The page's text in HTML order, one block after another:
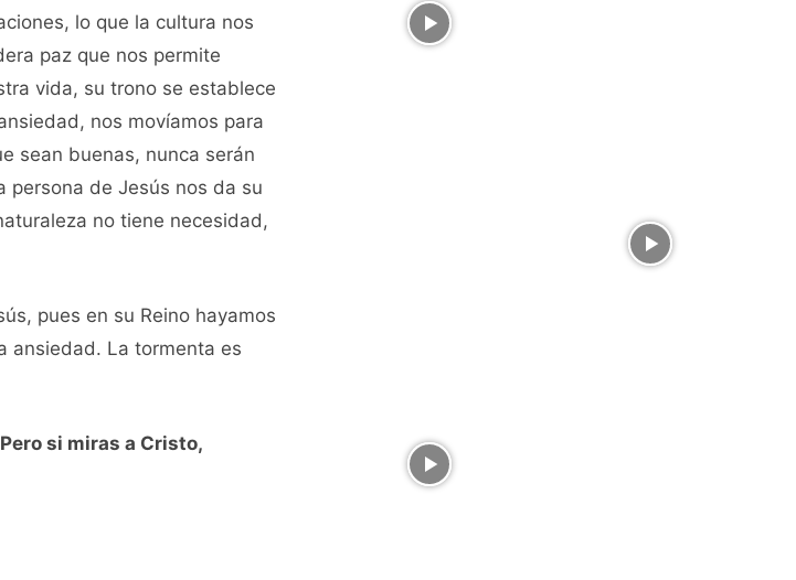
lo que la cultura nos
paz que nos permite
vida, su trono se establece
nos movíamos para
sean buenas, nunca serán
persona de Jesús nos da su
no tiene necesidad,
pues en su Reino hayamos
ansiedad. La tormenta es
si miras a Cristo,